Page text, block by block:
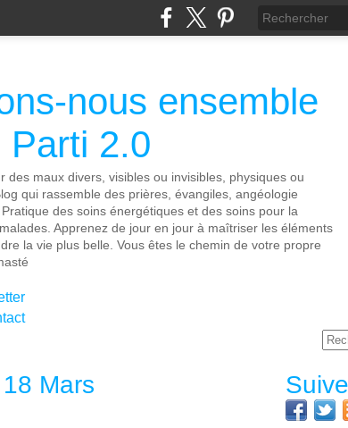
nous ensemble
Parti 2.0
des maux divers, visibles ou invisibles, physiques ou
qui rassemble des prières, évangiles, angéologie
des soins énergétiques et des soins pour la
Apprenez de jour en jour à maîtriser les éléments
la vie plus belle. Vous êtes le chemin de votre propre
Mars